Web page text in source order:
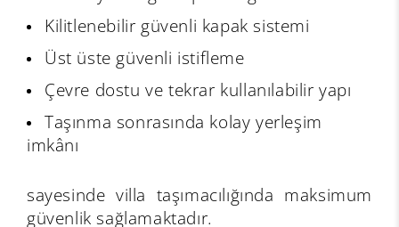
Kilitlenebilir güvenli kapak sistemi
Üst üste güvenli istifleme
Çevre dostu ve tekrar kullanılabilir yapı
Taşınma sonrasında kolay yerleşim
imkânı
sayesinde villa taşımacılığında maksimum
güvenlik sağlamaktadır.